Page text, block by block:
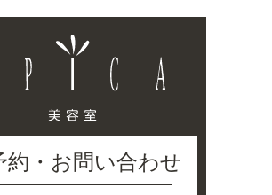
約・お問い合わせ